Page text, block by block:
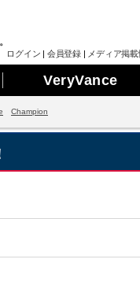
ログイン | 会員登録| メディア掲
VeryVance
Champion